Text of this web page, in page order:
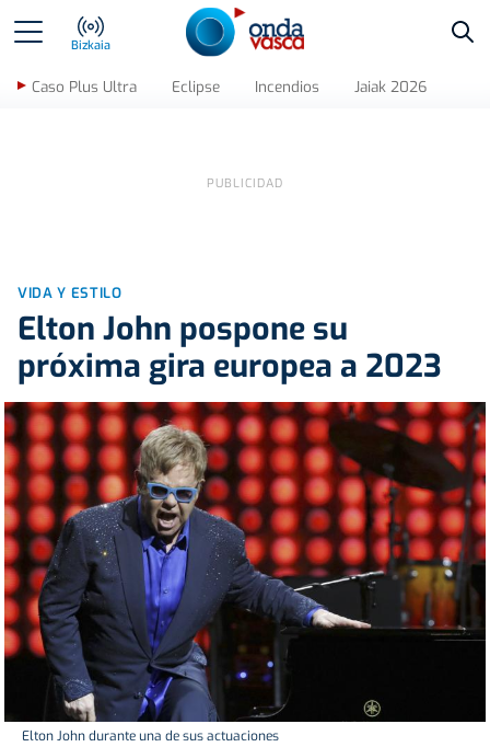
Bizkaia
Caso Plus Ultra Eclipse Incendios Jaiak 2026
VIDA Y ESTILO
Elton John pospone su
próxima gira europea a 2023
Elton John durante una de sus actuaciones